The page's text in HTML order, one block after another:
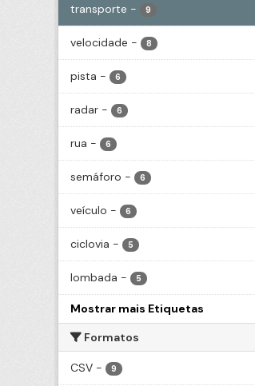
transporte - 9
velocidade - 8
pista - 6
radar - 6
rua - 6
semáforo - 6
veículo - 6
ciclovia - 5
lombada - 5
Mostrar mais Etiquetas
Formatos
CSV - 9